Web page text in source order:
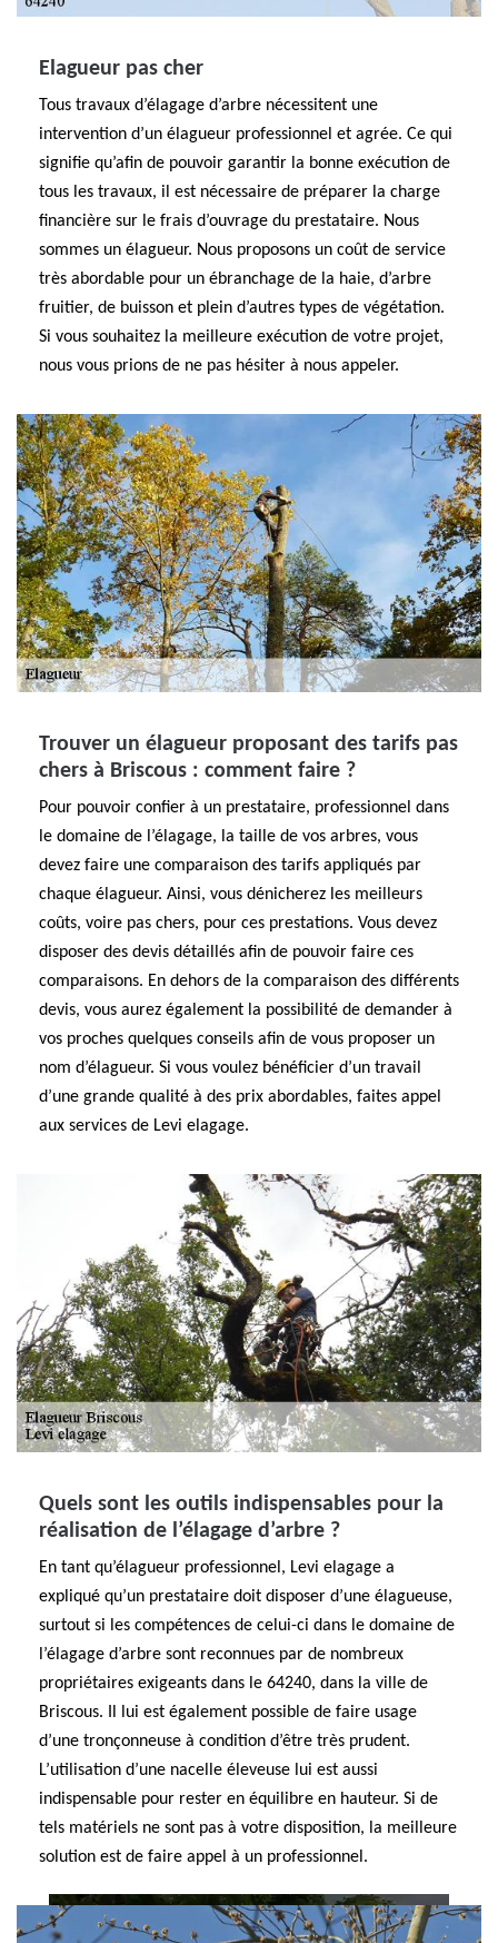
Elagueur pas cher
Tous travaux d’élagage d’arbre nécessitent une
intervention d’un élagueur professionnel et agrée. Ce qui
signifie qu’afin de pouvoir garantir la bonne exécution de
tous les travaux, il est nécessaire de préparer la charge
financière sur le frais d’ouvrage du prestataire. Nous
sommes un élagueur. Nous proposons un coût de service
très abordable pour un ébranchage de la haie, d’arbre
fruitier, de buisson et plein d’autres types de végétation.
Si vous souhaitez la meilleure exécution de votre projet,
nous vous prions de ne pas hésiter à nous appeler.
Trouver un élagueur proposant des tarifs pas
chers à Briscous : comment faire ?
Pour pouvoir confier à un prestataire, professionnel dans
le domaine de l’élagage, la taille de vos arbres, vous
devez faire une comparaison des tarifs appliqués par
chaque élagueur. Ainsi, vous dénicherez les meilleurs
coûts, voire pas chers, pour ces prestations. Vous devez
disposer des devis détaillés afin de pouvoir faire ces
comparaisons. En dehors de la comparaison des différents
devis, vous aurez également la possibilité de demander à
vos proches quelques conseils afin de vous proposer un
nom d’élagueur. Si vous voulez bénéficier d’un travail
d’une grande qualité à des prix abordables, faites appel
aux services de Levi elagage.
Quels sont les outils indispensables pour la
réalisation de l’élagage d’arbre ?
En tant qu’élagueur professionnel, Levi elagage a
expliqué qu’un prestataire doit disposer d’une élagueuse,
surtout si les compétences de celui-ci dans le domaine de
l’élagage d’arbre sont reconnues par de nombreux
propriétaires exigeants dans le 64240, dans la ville de
Briscous. Il lui est également possible de faire usage
d’une tronçonneuse à condition d’être très prudent.
L’utilisation d’une nacelle éleveuse lui est aussi
indispensable pour rester en équilibre en hauteur. Si de
tels matériels ne sont pas à votre disposition, la meilleure
solution est de faire appel à un professionnel.